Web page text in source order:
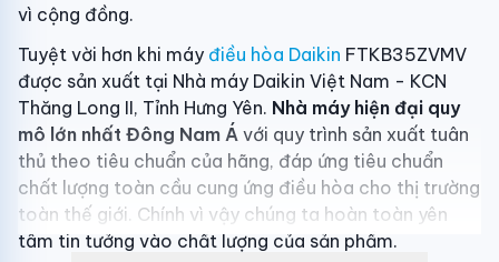
vì cộng đồng.
Tuyệt vời hơn khi máy điều hòa Daikin FTKB35ZVMV
được sản xuất tại Nhà máy Daikin Việt Nam - KCN
Thăng Long II, Tỉnh Hưng Yên. Nhà máy hiện đại quy
mô lớn nhất Đông Nam Á với quy trình sản xuất tuân
thủ theo tiêu chuẩn của hãng, đáp ứng tiêu chuẩn
chất lượng toàn cầu cung ứng điều hòa cho thị trường
toàn thế giới. Chính vì vậy chúng ta hoàn toàn yên
tâm tin tưởng vào chất lượng của sản phẩm.